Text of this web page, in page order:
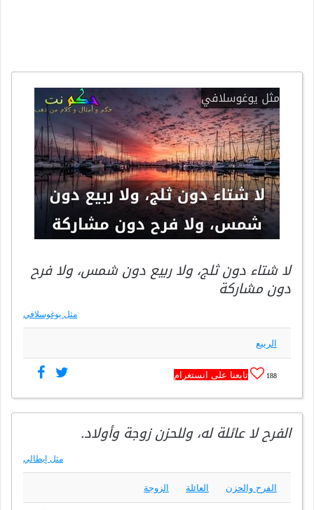
لا شتاء دون ثلج، ولا ربيع دون شمس، ولا فرح
دون مشاركة
مثل يوغوسلافي
الربيع
188 تابعنا على انستغرام
الفرح لا عائلة له، وللحزن زوجة وأولاد.
مثل إيطالي
الفرح والحزن العائلة الزوجة